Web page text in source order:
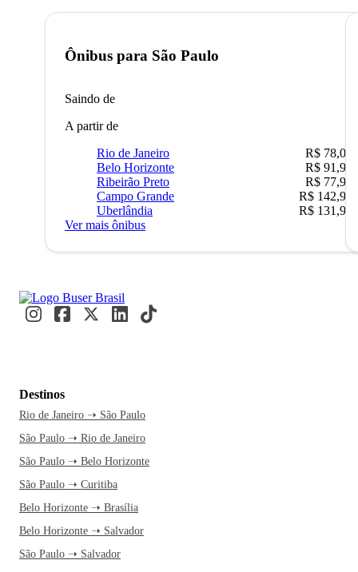
Ônibus para São Paulo
Saindo de
A partir de
Rio de Janeiro
R$ 78,02
Belo Horizonte
R$ 91,90
Ribeirão Preto
R$ 77,90
Campo Grande
R$ 142,90
Uberlândia
R$ 131,90
Ver mais ônibus
Destinos
Rio de Janeiro ➝ São Paulo
São Paulo ➝ Rio de Janeiro
São Paulo ➝ Belo Horizonte
São Paulo ➝ Curitiba
Belo Horizonte ➝ Brasília
Belo Horizonte ➝ Salvador
São Paulo ➝ Salvador